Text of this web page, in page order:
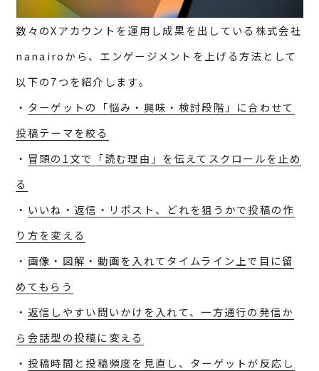
数々のXアカウントを運用し成果を出している株式会社
nanairoから、エンゲージメントを上げる方法として
以下の7つを紹介します。
・ ターゲットの「悩み・興味・検討段階」に合わせて
投稿テーマを絞る
・ 冒頭の1文で「読む理由」を伝えてスクロールを止め
る
・ いいね・返信・リポスト、どれを狙うかで投稿の作
り方を変える
・ 画像・図解・動画を入れてタイムライン上で目に留
めてもらう
・ 返信しやすい問いかけを入れて、一方通行の発信か
ら会話型の投稿に変える
・ 投稿時間と投稿頻度を見直し、ターゲットが反応し